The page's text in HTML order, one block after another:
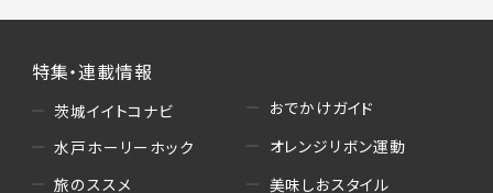
特集・連載情報
茨城イイトコナビ
水戸ホーリーホック
旅のススメ
おでかけガイド
オレンジリボン運動
美味しおスタイル